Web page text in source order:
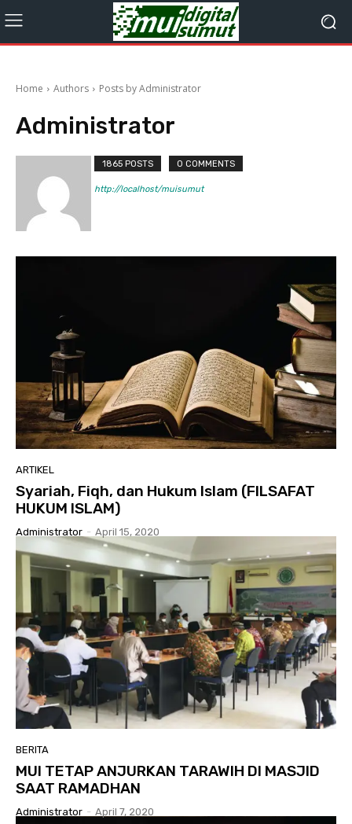
Home Authors Posts by Administrator
Administrator
1865 POSTS 0 COMMENTS
http://localhost/muisumut
ARTIKEL
Syariah, Fiqh, dan Hukum Islam (FILSAFAT
HUKUM ISLAM)
Administrator - April 15, 2020
BERITA
MUI TETAP ANJURKAN TARAWIH DI MASJID
SAAT RAMADHAN
Administrator - April 7, 2020